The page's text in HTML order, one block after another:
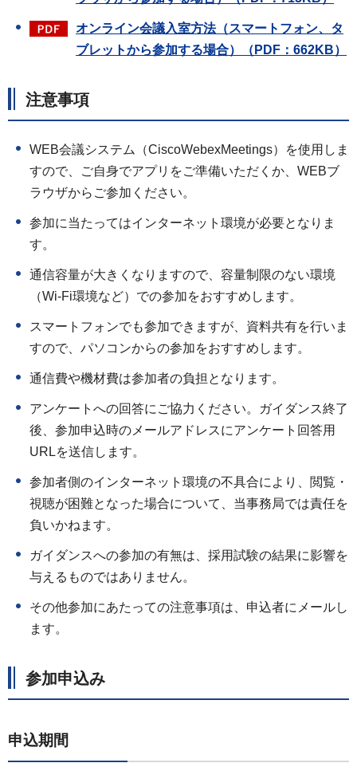
オンライン会議入室方法（スマートフォン、タ
ブレットから参加する場合）（PDF：662KB）
注意事項
WEB会議システム（CiscoWebexMeetings）を使用しま
すので、ご自身でアプリをご準備いただくか、WEBブ
ラウザからご参加ください。
参加に当たってはインターネット環境が必要となりま
す。
通信容量が大きくなりますので、容量制限のない環境
（Wi-Fi環境など）での参加をおすすめします。
スマートフォンでも参加できますが、資料共有を行いま
すので、パソコンからの参加をおすすめします。
通信費や機材費は参加者の負担となります。
アンケートへの回答にご協力ください。ガイダンス終了
後、参加申込時のメールアドレスにアンケート回答用
URLを送信します。
参加者側のインターネット環境の不具合により、閲覧・
視聴が困難となった場合について、当事務局では責任を
負いかねます。
ガイダンスへの参加の有無は、採用試験の結果に影響を
与えるものではありません。
その他参加にあたっての注意事項は、申込者にメールし
ます。
参加申込み
申込期間